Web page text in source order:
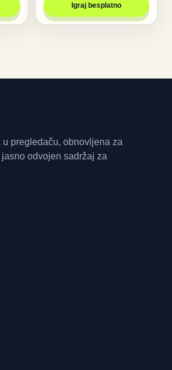
Igraj besplatno
pregledaču, obnovljena za
odvojen sadržaj za